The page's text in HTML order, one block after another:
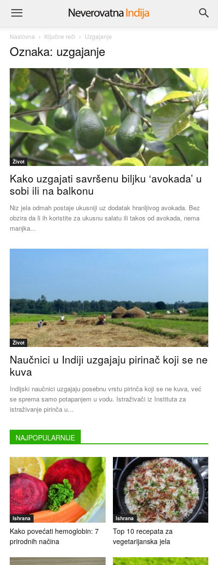
Naslovna Ključne reči Uzgajanje
Oznaka: uzgajanje
Život
Kako uzgajati savršenu biljku ‘avokada’ u
sobi ili na balkonu
Niz jela odmah postaje ukusniji uz dodatak hranljivog avokada. Bez
obzira da li ih koristite za ukusnu salatu ili takos od avokada, nema
manjka...
Život
Naučnici u Indiji uzgajaju pirinač koji se ne
kuva
Indijski naučnici uzgajaju posebnu vrstu pirinča koji se ne kuva, već
se sprema samo potapanjem u vodu. Istraživači iz Instituta za
istraživanje pirinča u...
NAJPOPULARNIJE
Ishrana
Kako povećati hemoglobin: 7
prirodnih načina
Ishrana
Top 10 recepata za
vegetarijanska jela